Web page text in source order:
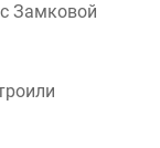
Замковой